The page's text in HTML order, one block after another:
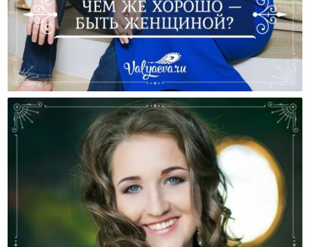
Чем Же Хорошо — Быть Женщиной?